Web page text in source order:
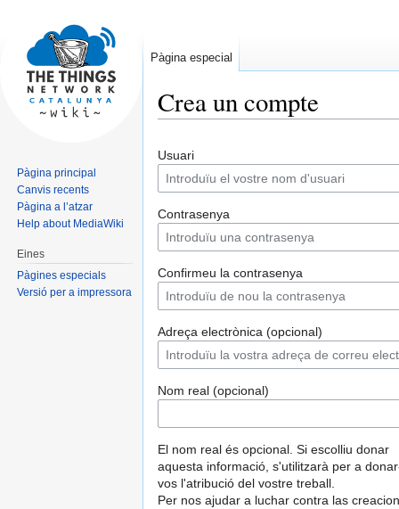
Crea un compte
to
navigation
to
search
Usuari
Contrasenya
Confirmeu la contrasenya
Adreça electrònica (opcional)
Nom real (opcional)
El nom real és opcional. Si escolliu donar
aquesta informació, s'utilitzarà per a
vos l'atribució del vostre treball.
Per nos ajudar a luchar contra las
Pàgina especial
Pàgina principal
Canvis recents
Pàgina a l’atzar
Help about MediaWiki
Eines
Pàgines especials
Versió per a impressora